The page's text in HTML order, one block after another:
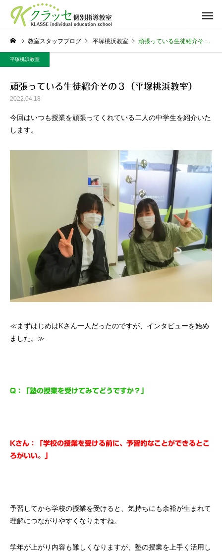
教室スタッフブログ 平塚桃浜教室 頑張っている生徒紹介その３（平塚桃浜教室）
平塚桃浜教室
頑張っている生徒紹介その３（平塚桃浜教室）
2022.04.18
今回はいつも授業を頑張ってくれている二人の中学生を紹介いた
します。
≪まずはじめはKさん一人だったのですが、インタビューを始め
ました。≫
Q：「塾の授業を受けてみてどうですか？」
Kさん：「学校の授業を受ける前に、予習的なことができるとこ
ろがいい。」
予習してから学校の授業を受けると、気持ちにも余裕が生まれて
理解につながりやすくなりますね。
学年が上がり内容も難しくなりますが、塾の授業を上手く活用し